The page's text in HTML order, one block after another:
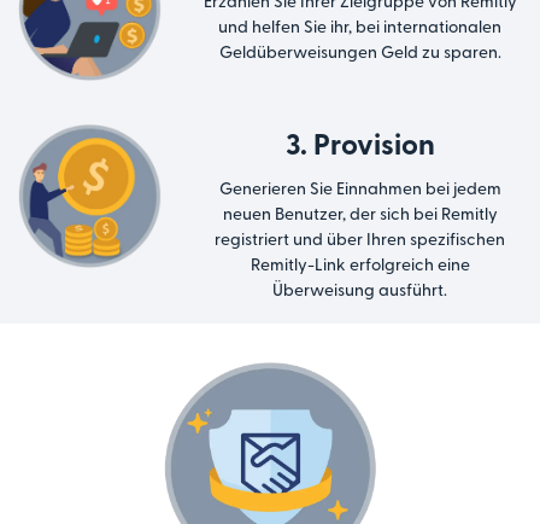
und helfen Sie ihr, bei internationalen
Geldüberweisungen Geld zu sparen.
3. Provision
Generieren Sie Einnahmen bei jedem
neuen Benutzer, der sich bei Remitly
registriert und über Ihren spezifischen
Remitly-Link erfolgreich eine
Überweisung ausführt.